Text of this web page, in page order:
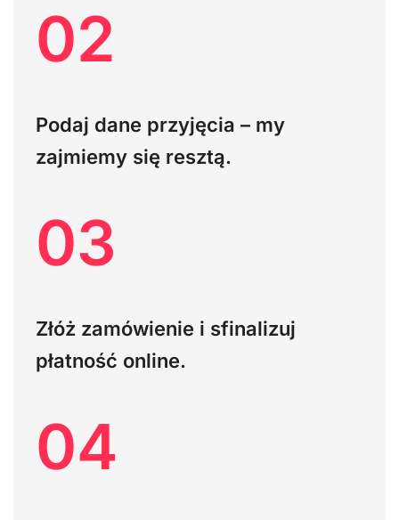
02
Podaj dane przyjęcia – my
zajmiemy się resztą.
03
Złóż zamówienie i sfinalizuj
płatność online.
04